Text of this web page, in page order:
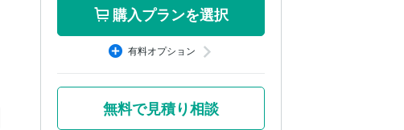
購入プランを選択
有料オプション
無料で見積り相談